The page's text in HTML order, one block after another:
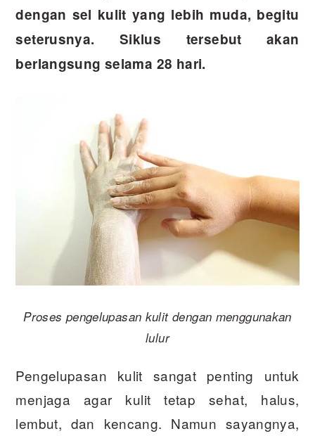
dengan sel kulit yang lebih muda, begitu
seterusnya. Siklus tersebut akan
berlangsung selama 28 hari.
Proses pengelupasan kulit dengan menggunakan
lulur
Pengelupasan kulit sangat penting untuk
menjaga agar kulit tetap sehat, halus,
lembut, dan kencang. Namun sayangnya,